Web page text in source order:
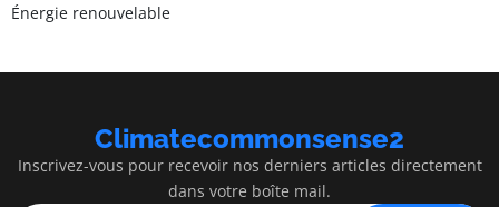
Énergie renouvelable
Climatecommonsense2
Inscrivez-vous pour recevoir nos derniers articles directement
dans votre boîte mail.